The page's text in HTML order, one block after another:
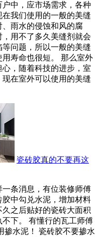
中，应市场需求，各种
我们使用的一般的美缝
雨水的侵蚀和风的腐
用不了多久美缝剂就会
问题，所以一般的美缝
寿命也很短。 那么室外
，随着科技的进步，室
在室外可以使用的美缝
瓷砖胶真的不要再这
条消息，有位装修师傅
中勾兑水泥，增加材料
之后贴好的瓷砖大面积
下。 有懂行的瓦工师傅
掺水泥！ 瓷砖胶不要掺水